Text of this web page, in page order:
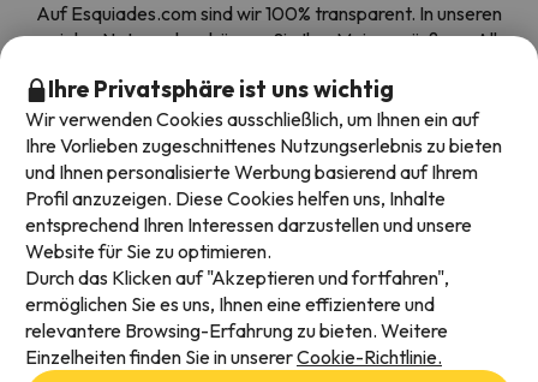
Auf Esquiades.com sind wir 100% transparent. In unseren
sozialen Netzwerken können Sie Ihre Meinung äußern. Alle
stammen von echten Kunden.
Buchen Sie mit Vertrauen |Über 700.000 Menschen
haben ihren Skiurlaub bei Esquiades.com gebucht
Verfügbare Zahlungsarten
Ihre Privatsphäre ist uns wichtig
Wir verwenden Cookies ausschließlich, um Ihnen ein auf
Ihre Vorlieben zugeschnittenes Nutzungserlebnis zu bieten
und Ihnen personalisierte Werbung basierend auf Ihrem
Profil anzuzeigen. Diese Cookies helfen uns, Inhalte
entsprechend Ihren Interessen darzustellen und unsere
Website für Sie zu optimieren.
Durch das Klicken auf "Akzeptieren und fortfahren",
ermöglichen Sie es uns, Ihnen eine effizientere und
relevantere Browsing-Erfahrung zu bieten. Weitere
Einzelheiten finden Sie in unsererCookie-Richtlinie.